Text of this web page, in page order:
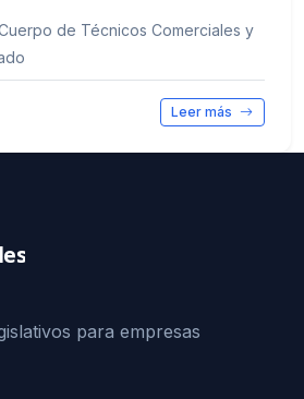
de Técnicos Comerciales y
Leer más
para empresas